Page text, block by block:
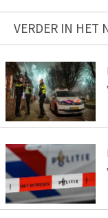
VERDER IN HET